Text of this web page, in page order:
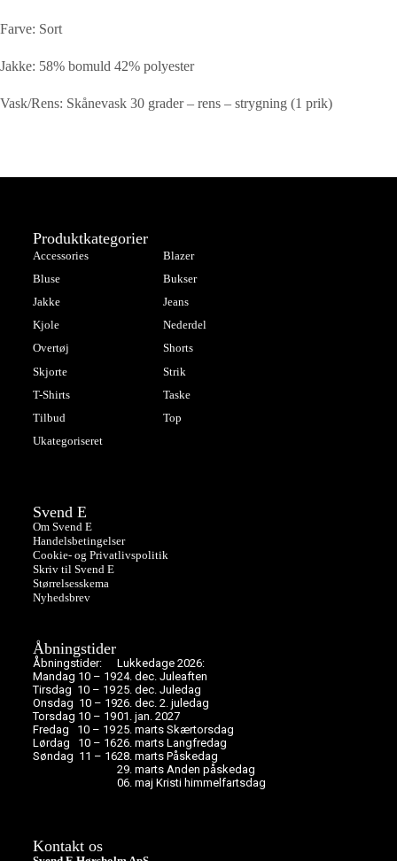
Farve: Sort
Jakke: 58% bomuld 42% polyester
Vask/Rens: Skånevask 30 grader – rens – strygning (1 prik)
Produktkategorier
Accessories
Blazer
Bluse
Bukser
Jakke
Jeans
Kjole
Nederdel
Overtøj
Shorts
Skjorte
Strik
T-Shirts
Taske
Tilbud
Top
Ukategoriseret
Svend E
Om Svend E
Handelsbetingelser
Cookie- og Privatlivspolitik
Skriv til Svend E
Størrelsesskema
Nyhedsbrev
Åbningstider
Åbningstider:
Mandag 10 – 19
Tirsdag 10 – 19
Onsdag 10 – 19
Torsdag 10 – 19
Fredag 10 – 19
Lørdag 10 – 16
Søndag 11 – 16
Lukkedage 2026:
24. dec. Juleaften
25. dec. Juledag
26. dec. 2. juledag
01. jan. 2027
25. marts Skærtorsdag
26. marts Langfredag
28. marts Påskedag
29. marts Anden påskedag
06. maj Kristi himmelfartsdag
Kontakt os